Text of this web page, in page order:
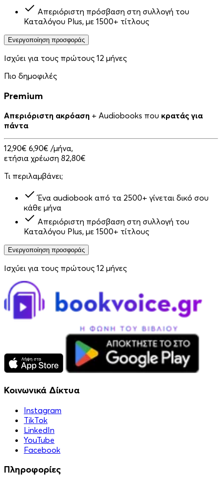
Απεριόριστη πρόσβαση στη συλλογή του
Καταλόγου Plus, με 1500+ τίτλους
Ενεργοποίηση προσφοράς
Ισχύει για τους πρώτους 12 μήνες
Πιο δημοφιλές
Premium
Απεριόριστη ακρόαση + Audiobooks που κρατάς για
πάντα
12,90€ 6,90€ /μήνα,
ετήσια χρέωση 82,80€
Τι περιλαμβάνει;
Ένα audiobook από τα 2500+ γίνεται δικό σου
κάθε μήνα
Απεριόριστη πρόσβαση στη συλλογή του
Καταλόγου Plus, με 1500+ τίτλους
Ενεργοποίηση προσφοράς
Ισχύει για τους πρώτους 12 μήνες
Κοινωνικά Δίκτυα
Instagram
TikTok
LinkedIn
YouTube
Facebook
Πληροφορίες